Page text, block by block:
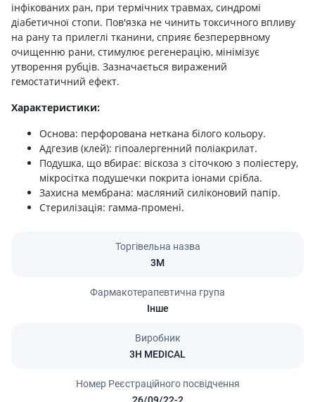
інфікованих ран, при термічних травмах, синдромі
діабетичної стопи. Пов'язка не чинить токсичного впливу
на рану та прилеглі тканини, сприяє безперервному
очищенню рани, стимулює регенерацію, мінімізує
утворення рубців. Зазначається виражений
гемостатичний ефект.
Характеристики:
Основа: перфорована неткана білого кольору.
Адгезив (клей): гіпоалергенний поліакрилат.
Подушка, що вбирає: віскоза з сіточкою з поліестеру,
мікросітка подушечки покрита іонами срібла.
Захисна мембрана: масляний силіконовий папір.
Стерилізація: гамма-промені.
Торгівельна назва
3М
Фармакотерапевтична група
Інше
Виробник
3H MEDICAL
Номер Реєстраційного посвідчення